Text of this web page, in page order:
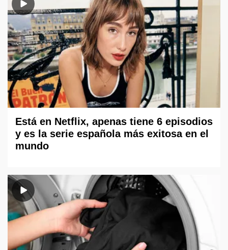
Está en Netflix, apenas tiene 6 episodios
y es la serie española más exitosa en el
mundo